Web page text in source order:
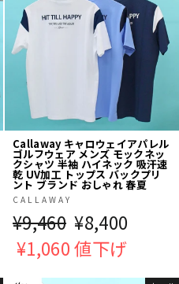
Callaway キャロウェイアパレル
ゴルフウェア メンズ モックネッ
クシャツ 半袖 ハイネック 吸汗速
乾 UV加工 トップス バックプリ
ント ブランド おしゃれ 春夏
CALLAWAY
通
常
¥9,460 販
売
価
¥8,400
¥1,060 値下げ